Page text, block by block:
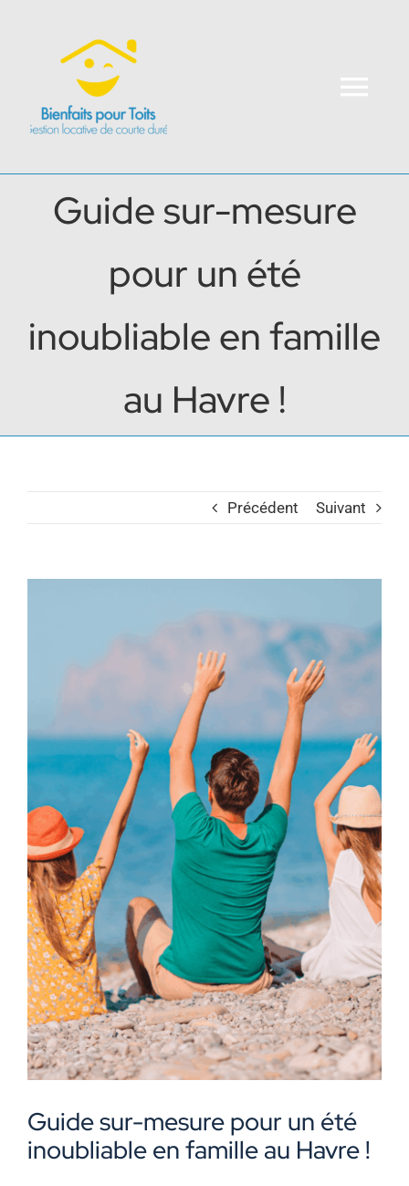
Partenaires
Contact
Guide sur-mesure
pour un été
inoubliable en famille
au Havre !
Précédent Suivant
Guide sur-mesure pour un été
inoubliable en famille au Havre !